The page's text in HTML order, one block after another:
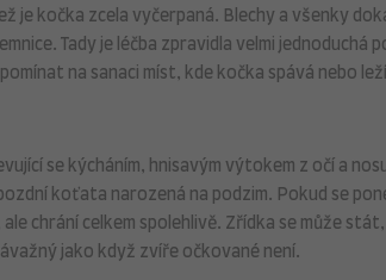
je kočka zcela vyčerpaná. Blechy a všenky
Tady je léčba zpravidla velmi jednoduchá
na sanaci míst, kde kočka spává nebo
se kýcháním, hnisavým výtokem z očí a
koťata narozená na podzim. Pokud se
chrání celkem spolehlivě. Zřídka se může stát,
jako když zvíře očkované není.